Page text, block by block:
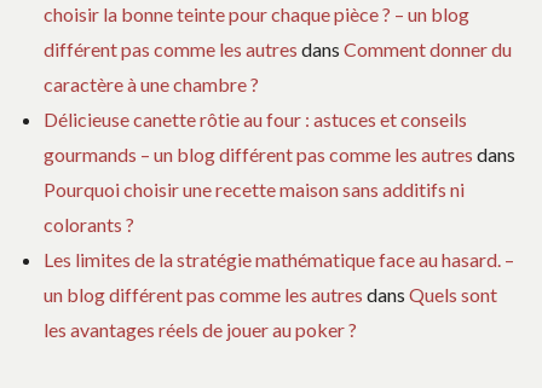
choisir la bonne teinte pour chaque pièce ? – un blog
différent pas comme les autres dans Comment donner du
caractère à une chambre ?
Délicieuse canette rôtie au four : astuces et conseils
gourmands – un blog différent pas comme les autres dans
Pourquoi choisir une recette maison sans additifs ni
colorants ?
Les limites de la stratégie mathématique face au hasard. –
un blog différent pas comme les autres dans Quels sont
les avantages réels de jouer au poker ?